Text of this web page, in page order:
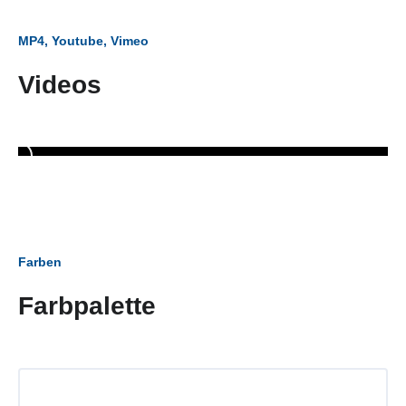
MP4, Youtube, Vimeo
Videos
Farben
Farbpalette